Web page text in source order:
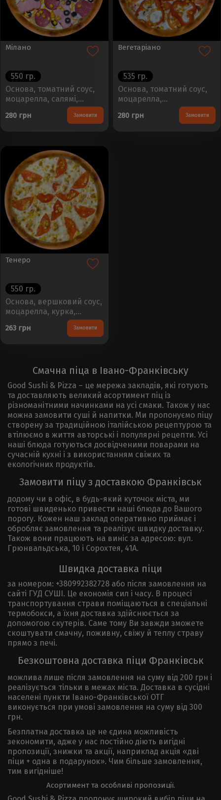
Мілано
550 гр.
Основа, томатний соус,
моцарелла, салямі,
шинка, кукурудза,
маслиниРозмір - 30см,
280 грн Замовити
Вегетаріано
535 гр.
Основа, томатний соус,
моцарелла,
шампіньйони, помідори,
болгарський перець,
280 грн Замовити
Тенеро
550 гр.
Основа, вершковий соус,
моцарелла, курка,
помідориРозмір - 30см,
263 грн Замовити
Смачна піца в Івано-Франківську
Good Sushi & Pizza – це мережа закладів, які готують
та доставляють великий асортимент піц із
різноманітними начинками на усі смаки. Також у нас
можна замовити суші й напитки. Ми пропонуємо піцу
створену за традиційною італійською рецептурою та
втілюємо в життя авторські і популярні рецепти. Усі
наші блюда готуються досвідченими поварами на
сучасній кухні і з використанням свіжих та
екологічних продуктів.
Замовити піцу з доставкою Франківськ
додому чи в офіс, в будь-який куточок міста, ми
готові швиденько привести наші блюда до Вашого
порогу. Кожен наш заклад оперативно приймає і
обробляє замовлення та реалізує швидку доставку.
Також вони працюють на виніс за адресою: вул.
Грюнвальдська, 10 і Сорохтея, 41А.
Швидка доставка піци
за номером: +380992382728 або після замовлення на
сайті ГУД СУШІ. Це економія сил і часу. В процесі
транспортування страви поміщаються в спеціальні
термобокси, а їхня доставка здійснюється за
допомогою скутерів. Саме тому Ви завжди зможете
скоштувати смачну, поживну, свіжу й теплу страву
прямо з печі.
Безкоштовна доставка піци Франківськ
можлива лише після замовлення на суму від 200 грн і
реалізується тільки в межах міста. Доставка в сусідні
населені пункти Івано-Франківської ОТГ
виконується при умові замовлення на суму від 300
грн.
Безплатна доставка це не єдина можливість
зекономити, адже у нас постійно діють вигідні
пропозиції, знижки та акції, наприклад акція «дві
піци + одна в подарунок». Чим більше замовлення,
тим вигідніше!
Асортимент та особливі пропозиції.